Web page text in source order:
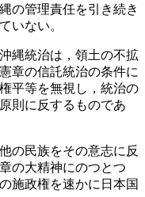
の管理責任を引き続き
いない。
縄統治は，領土の不拡
章の信託統治の条件に
平等を無視し，統治の
則に反するものであ
の民族をその意志に反
の大精神にのつとつ
施政権を速かに日本国